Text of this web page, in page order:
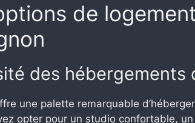
de
des hébergements
une palette remarquable
opter pour un studio confortable,